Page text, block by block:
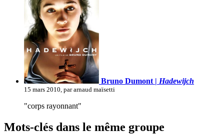
Bruno Dumont | Hadewijch
15 mars 2010, par arnaud maïsetti
"corps rayonnant"
Mots-clés dans le même groupe